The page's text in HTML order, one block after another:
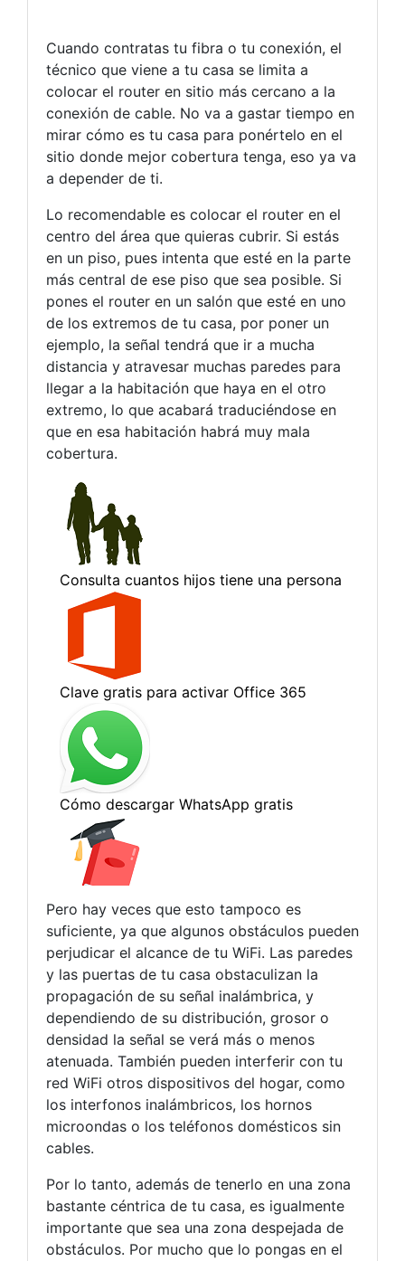
Cuando contratas tu fibra o tu conexión, el
técnico que viene a tu casa se limita a
colocar el router en sitio más cercano a la
conexión de cable. No va a gastar tiempo en
mirar cómo es tu casa para ponértelo en el
sitio donde mejor cobertura tenga, eso ya va
a depender de ti.
Lo recomendable es colocar el router en el
centro del área que quieras cubrir. Si estás
en un piso, pues intenta que esté en la parte
más central de ese piso que sea posible. Si
pones el router en un salón que esté en uno
de los extremos de tu casa, por poner un
ejemplo, la señal tendrá que ir a mucha
distancia y atravesar muchas paredes para
llegar a la habitación que haya en el otro
extremo, lo que acabará traduciéndose en
que en esa habitación habrá muy mala
cobertura.
Pero hay veces que esto tampoco es
suficiente, ya que algunos obstáculos pueden
perjudicar el alcance de tu WiFi. Las paredes
y las puertas de tu casa obstaculizan la
propagación de su señal inalámbrica, y
dependiendo de su distribución, grosor o
densidad la señal se verá más o menos
atenuada. También pueden interferir con tu
red WiFi otros dispositivos del hogar, como
los interfonos inalámbricos, los hornos
microondas o los teléfonos domésticos sin
cables.
Por lo tanto, además de tenerlo en una zona
bastante céntrica de tu casa, es igualmente
importante que sea una zona despejada de
obstáculos. Por mucho que lo pongas en el